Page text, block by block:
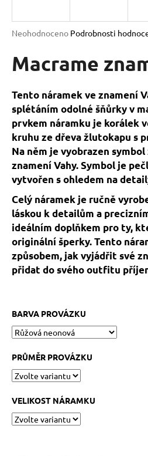
Průměrné
produktu
je
5
hvězdiček.
Neohodnoceno Podrobnosti
Macrame
Tento náramek ve znamení
splétáním odolné šňůrky v
prvkem náramku je korálek
kruhu ze dřeva žlutokapu s
Na něm je vyobrazen
znamení Vahy. Symbol je
vytvořen s ohledem na
Celý náramek je ručně
láskou k detailům a
ideálním doplňkem pro ty,
originální šperky. Tento
způsobem, jak vyjádřit své
přidat do svého outfitu
BARVA PROVÁZKU
PRŮMĚR PROVÁZKU
VELIKOST NÁRAMKU
j
t
?
HLEDAT
D
o
p
o
r
u
č
u
m
e
KABBALAH
FIVE
SILVER
119
Kč
Původně:
149